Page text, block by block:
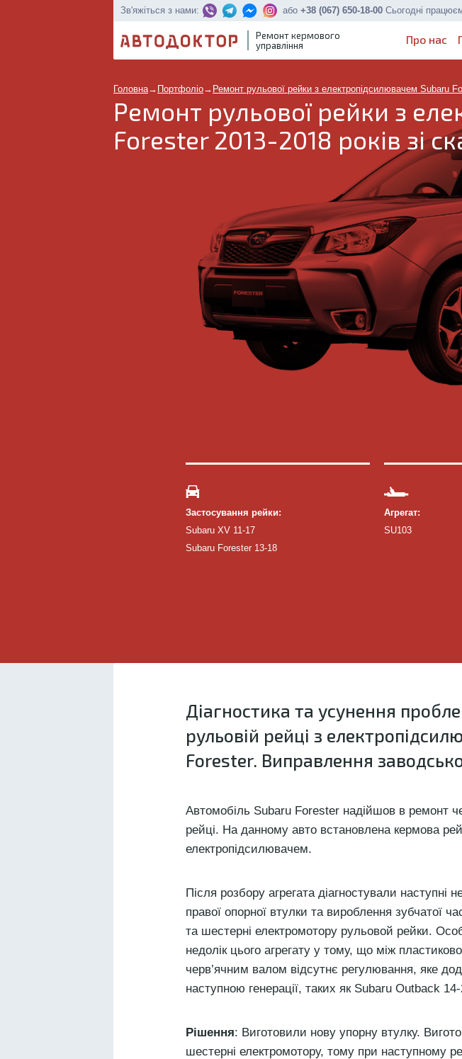
Зв'яжіться з нами: або +38 (067) 650-18-00 Сьогодні
Ремонт кермового
управління
Про нас
Головна→ Портфоліо→ Ремонт рульової рейки з електропідсилювачем Subaru
Ремонт рульової рейки з
Forester 2013-2018 років зі
Застосування рейки:
Subaru XV 11-17
Subaru Forester 13-18
Агрегат:
SU103
Діагностика та усунення
рульовій рейці з
Forester. Виправлення
Автомобіль Subaru Forester надійшов в ремонт
рейці. На данному авто встановлена кермова
електропідсилювачем.
Після розбору агрегата діагностували наступні
правої опорної втулки та вироблення зубчатої
та шестерні електромотору рульовой рейки.
недолік цього агрегату у тому, що між
черв’ячним валом відсутнє регулювання, яке
наступною генерації, таких як Subaru Outback 14-
Рішення: Виготовили нову упорну втулку.
шестерні електромотору, тому при наступному